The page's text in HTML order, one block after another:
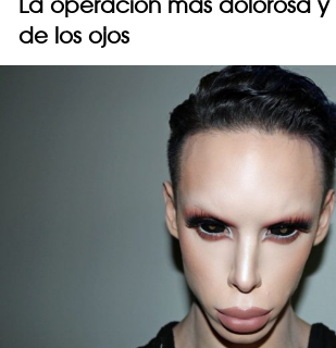
de los ojos